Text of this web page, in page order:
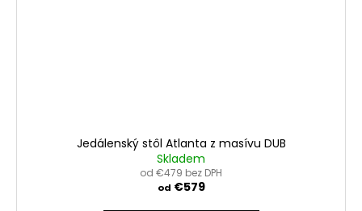
Jedálenský stôl Atlanta z masívu DUB
Skladem
od €479 bez DPH
od €579